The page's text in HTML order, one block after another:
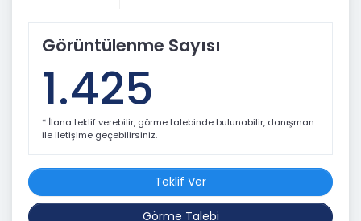
Görüntülenme Sayısı
1.425
* İlana teklif verebilir, görme talebinde bulunabilir, danışman
ile iletişime geçebilirsiniz.
Teklif Ver
Görme Talebi